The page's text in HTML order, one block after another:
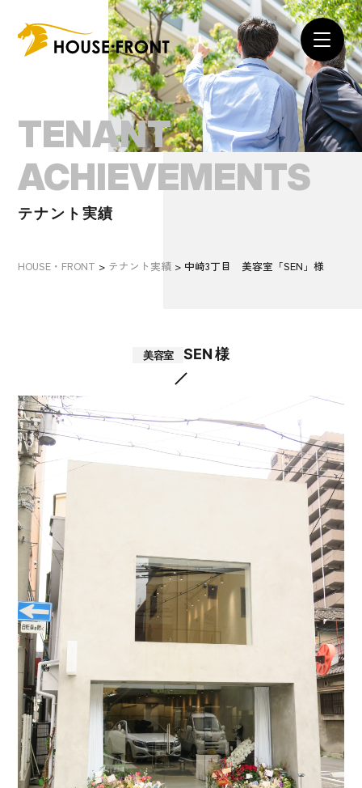
TENANT
ACHIEVEMENTS
テナント実績
HOUSE・FRONT > テナント実績 > 中崎3丁目 美容室「SEN」様
美容室 SEN 様